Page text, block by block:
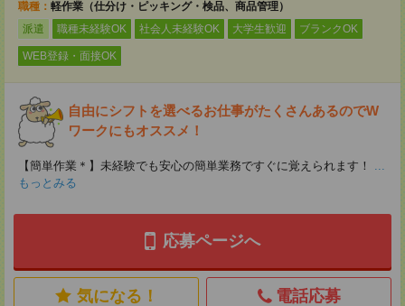
職種： 軽作業（仕分け・ピッキング・検品、商品管理）
派遣
職種未経験OK 社会人未経験OK 大学生歓迎 ブランクOK
WEB登録・面接OK
自由にシフトを選べるお仕事がたくさんあるのでW
ワークにもオススメ！
【簡単作業＊】未経験でも安心の簡単業務ですぐに覚えられます！
...
もっとみる
応募ページへ
気になる！ 電話応募